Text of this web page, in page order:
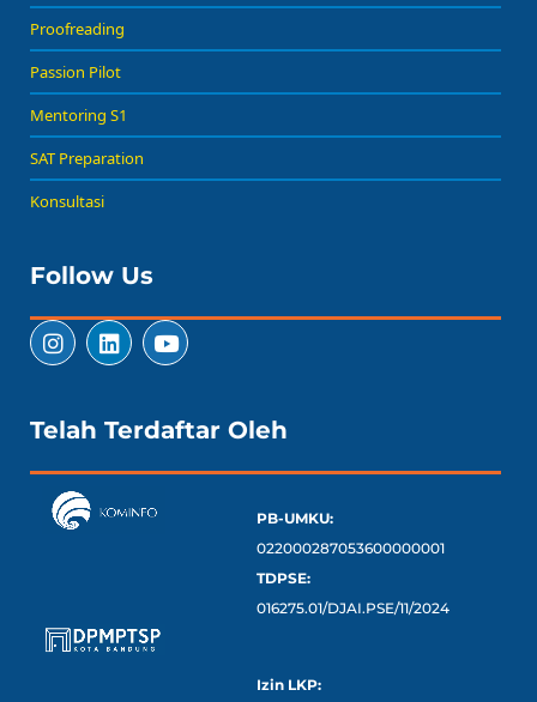
Proofreading
Passion Pilot
Mentoring S1
SAT Preparation
Konsultasi
Follow Us
Telah Terdaftar Oleh
PB-UMKU:
022000287053600000001
TDPSE:
016275.01/DJAI.PSE/11/2024
Izin LKP: